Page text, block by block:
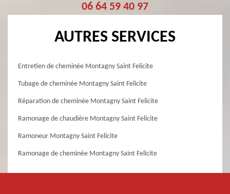
06 64 59 40 97
AUTRES SERVICES
Entretien de cheminée Montagny Saint Felicite
Tubage de cheminée Montagny Saint Felicite
Réparation de cheminée Montagny Saint Felicite
Ramonage de chaudière Montagny Saint Felicite
Ramoneur Montagny Saint Felicite
Ramonage de cheminée Montagny Saint Felicite